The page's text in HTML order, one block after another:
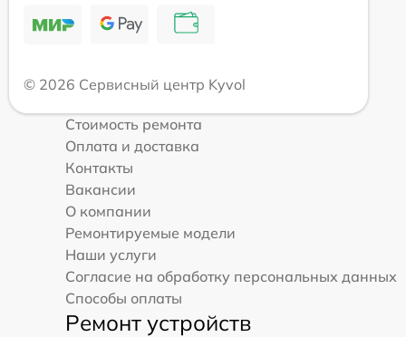
© 2026 Сервисный центр Kyvol
Стоимость ремонта
Оплата и доставка
Контакты
Вакансии
О компании
Ремонтируемые модели
Наши услуги
Согласие на обработку персональных данных
Способы оплаты
Ремонт устройств